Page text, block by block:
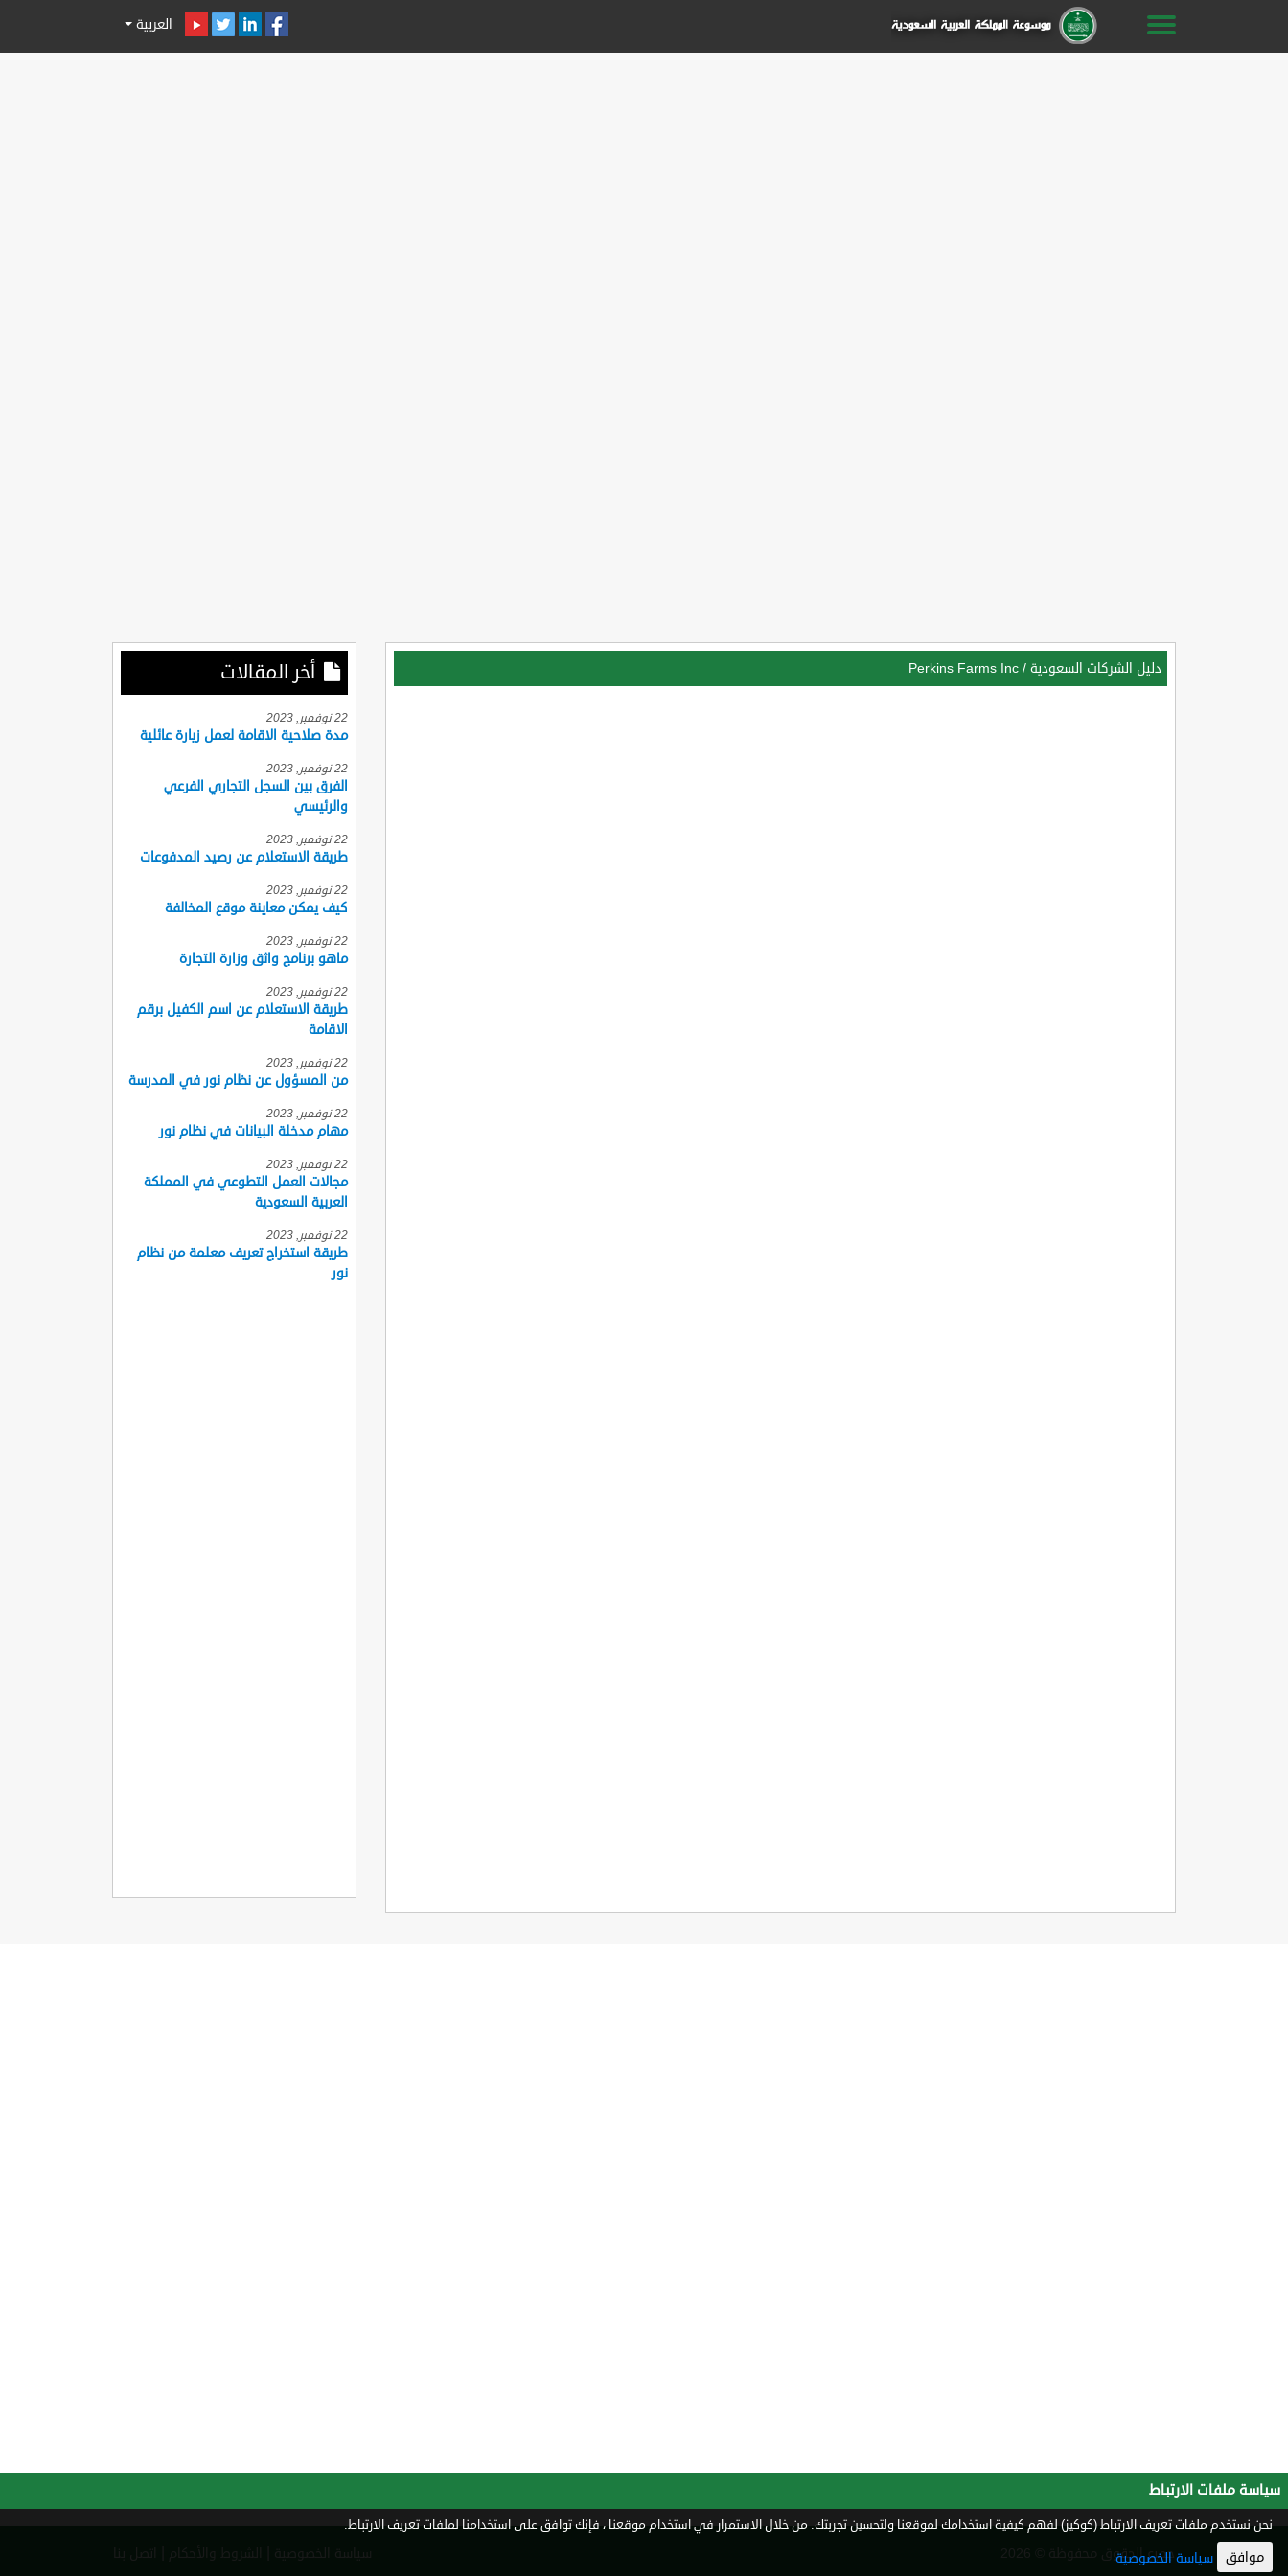
العربية
دليل الشركات السعودية /
Perkins Farms Inc أخر المقالات
22 نوفمبر, 2023
مدة صلاحية الاقامة لعمل زيارة عائلية
22 نوفمبر, 2023
الفرق بين السجل التجاري الفرعي
والرئيسي
22 نوفمبر, 2023
طريقة الاستعلام عن رصيد المدفوعات
22 نوفمبر, 2023
كيف يمكن معاينة موقع المخالفة
22 نوفمبر, 2023
ماهو برنامج واثق وزارة التجارة
22 نوفمبر, 2023
طريقة الاستعلام عن اسم الكفيل برقم
الاقامة
22 نوفمبر, 2023
من المسؤول عن نظام نور في المدرسة
22 نوفمبر, 2023
مهام مدخلة البيانات في نظام نور
22 نوفمبر, 2023
مجالات العمل التطوعي في المملكة
العربية السعودية
22 نوفمبر, 2023
طريقة استخراج تعريف معلمة من نظام
نور
جميع الحقوق محفوظة © 2026
سياسة ملفات الارتباط
نحن نستخدم ملفات تعريف الارتباط (كوكيز) لفهم كيفية استخدامك لموقعنا ولتحسين تجربتك. من خلال الاستمرار في استخدام موقعنا ، فإنك توافق على استخدامنا لملفات تعريف الارتباط.
موافق سياسة الخصوصية